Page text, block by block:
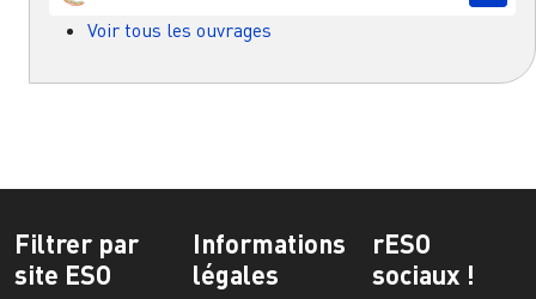
Voir tous les ouvrages
Filtrer par
site ESO
Informations
légales
rESO
sociaux !